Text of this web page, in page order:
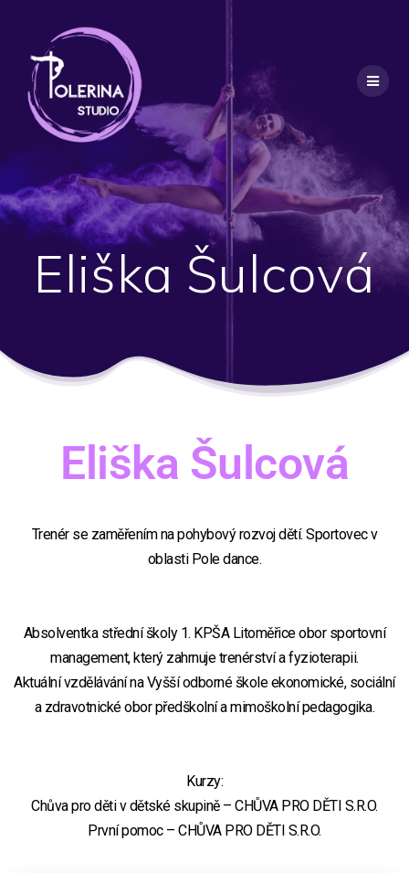
Eliška Šulcová
Eliška Šulcová
Trenér se zaměřením na pohybový rozvoj dětí. Sportovec v
oblasti Pole dance.
Absolventka střední školy 1. KPŠA Litoměřice obor sportovní
management, který zahrnuje trenérství a fyzioterapii.
Aktuální vzdělávání na Vyšší odborné škole ekonomické, sociální
a zdravotnické obor předškolní a mimoškolní pedagogika.
Kurzy:
Chůva pro děti v dětské skupině – CHŮVA PRO DĚTI S.R.O.
První pomoc – CHŮVA PRO DĚTI S.R.O.